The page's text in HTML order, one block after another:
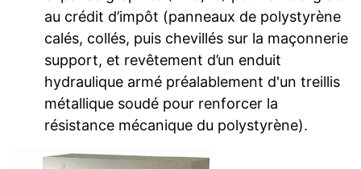
au crédit d’impôt (panneaux de polystyrène
calés, collés, puis chevillés sur la maçonnerie
support, et revêtement d’un enduit
hydraulique armé préalablement d'un treillis
métallique soudé pour renforcer la
résistance mécanique du polystyrène).